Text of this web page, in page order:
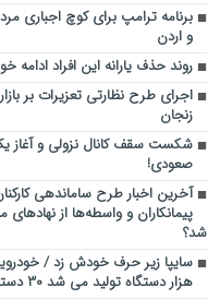
برنامه ترامپ برای کوچ اجباری
و اردن
روند حذف یارانه این افراد ادامه
اجرای طرح نظارتی تعزیرات بر
زنجان
شکست سقف کانال نزولی و آغاز
صعودی!
آخرین اخبار طرح ساماندهی
پیمانکاران و واسطه‌ها از
شد؟
هزار دستگاه تولید می شد ۳۰ دستگاه تولید شد !